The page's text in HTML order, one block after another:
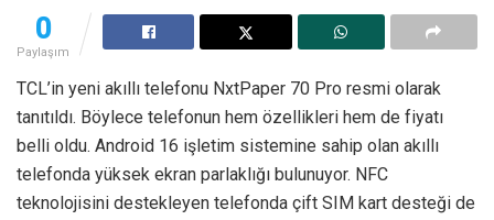
0
Paylaşım
TCL’in yeni akıllı telefonu NxtPaper 70 Pro resmi olarak
tanıtıldı. Böylece telefonun hem özellikleri hem de fiyatı
belli oldu. Android 16 işletim sistemine sahip olan akıllı
telefonda yüksek ekran parlaklığı bulunuyor. NFC
teknolojisini destekleyen telefonda çift SIM kart desteği de